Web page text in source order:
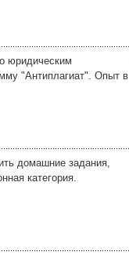
юридическим
"Антиплагиат". Опыт в
домашние задания,
категория.